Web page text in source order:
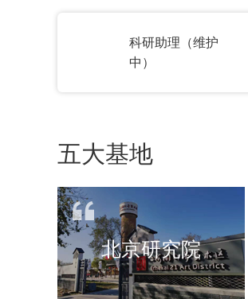
科研助理（维护
中）
五大基地
北京研究院